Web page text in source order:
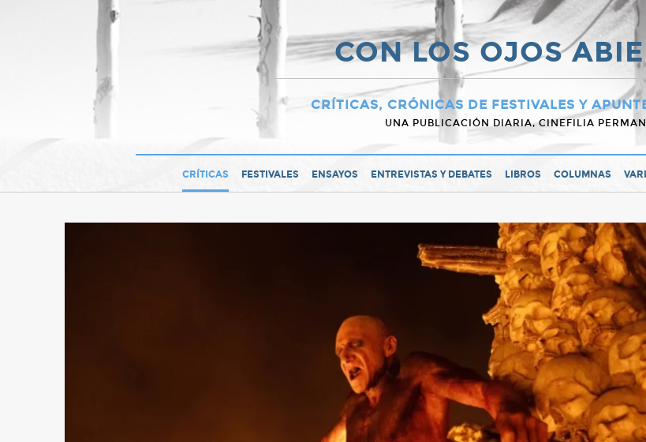
CON LOS OJOS
CRÍTICAS, CRÓNICAS DE FESTIVALES Y
UNA PUBLICACIÓN DIARIA, CINEFILIA
CRÍTICAS FESTIVALES ENSAYOS ENTREVISTAS Y DEBATES LIBROS COLUMNAS